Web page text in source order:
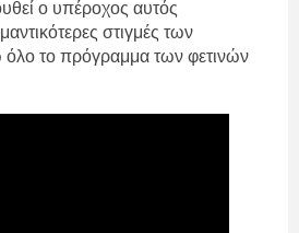
ο υπέροχος αυτός
στιγμές των
όλο το πρόγραμμα των φετινών